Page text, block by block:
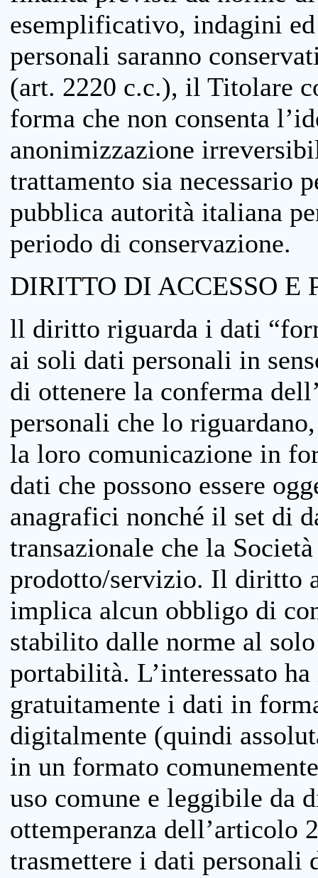
esemplificativo, indagini
personali saranno
(art. 2220 c.c.), il Titolare
forma che non consenta
anonimizzazione
trattamento sia necessario
pubblica autorità italiana
periodo di conservazione.
DIRITTO DI ACCESSO
ll diritto riguarda i dati
ai soli dati personali in
di ottenere la conferma
personali che lo
la loro comunicazione in
dati che possono essere
anagrafici nonché il set di
transazionale che la
prodotto/servizio. Il diritto
implica alcun obbligo di
stabilito dalle norme al
portabilità. L’interessato
gratuitamente i dati in
digitalmente (quindi
in un formato
uso comune e leggibile da
ottemperanza dell’articolo
trasmettere i dati personali